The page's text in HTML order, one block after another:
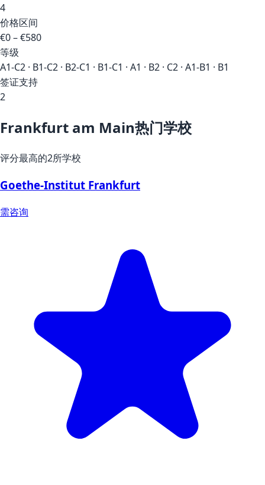
4
价格区间
€0 – €580
等级
A1-C2 · B1-C2 · B2-C1 · B1-C1 · A1 · B2 · C2 · A1-B1 · B1
签证支持
2
Frankfurt am Main热门学校
评分最高的2所学校
Goethe-Institut Frankfurt
需咨询